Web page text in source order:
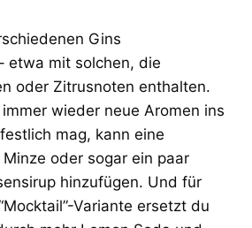
Gins
etwa mit solchen, die
oder Zitrusnoten enthalten.
wieder neue Aromen ins
mag, kann eine
oder sogar ein paar
hinzufügen. Und für
Variante ersetzt du